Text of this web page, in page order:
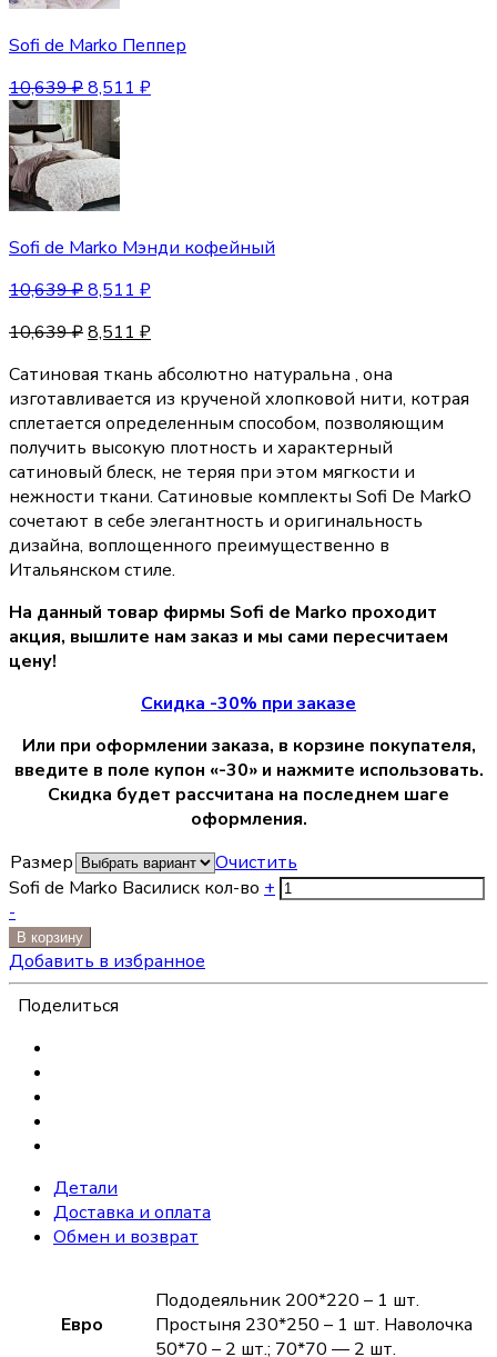
Sofi de Marko Пеппер
10,639₽8,511 ₽
Sofi de Marko Мэнди кофейный
10,639₽8,511 ₽
10,639₽8,511 ₽
Сатиновая ткань абсолютно натуральна , она
изготавливается из крученой хлопковой нити, котрая
сплетается определенным способом, позволяющим
получить высокую плотность и характерный
сатиновый блеск, не теряя при этом мягкости и
нежности ткани. Сатиновые комплекты Sofi De MarkO
сочетают в себе элегантность и оригинальность
дизайна, воплощенного преимущественно в
Итальянском стиле.
На данный товар фирмы Sofi de Marko проходит
акция, вышлите нам заказ и мы сами пересчитаем
цену!
Скидка -30% при заказе
Или при оформлении заказа, в корзине покупателя,
введите в поле купон «-30» и нажмите использовать.
Скидка будет рассчитана на последнем шаге
оформления.
Размер
Очистить
Sofi de Marko Василиск кол-во +
-
В корзину
Добавить в избранное
Поделиться
Детали
Доставка и оплата
Обмен и возврат
Евро
Пододеяльник 200*220 – 1 шт.
Простыня 230*250 – 1 шт. Наволочка
50*70 – 2 шт.; 70*70 — 2 шт.